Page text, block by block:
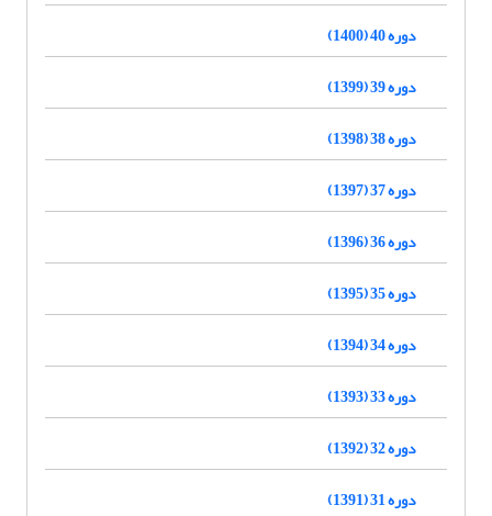
دوره 40 (1400)
دوره 39 (1399)
دوره 38 (1398)
دوره 37 (1397)
دوره 36 (1396)
دوره 35 (1395)
دوره 34 (1394)
دوره 33 (1393)
دوره 32 (1392)
دوره 31 (1391)